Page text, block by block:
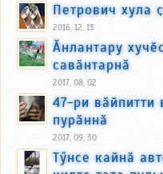
Петрович хула
2016, 12, 13
Ӑнлантару
савӑнтарнӑ
2017, 08, 02
47-ри
пурӑннӑ
2017, 09, 30
Тӳнсе кайнӑ